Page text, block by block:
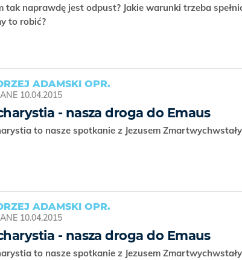
tak naprawdę jest odpust? Jakie warunki trzeba
to robić?
ADAMSKI OPR.
10.04.2015
- nasza droga do Emaus
to nasze spotkanie z Jezusem
ADAMSKI OPR.
10.04.2015
- nasza droga do Emaus
to nasze spotkanie z Jezusem